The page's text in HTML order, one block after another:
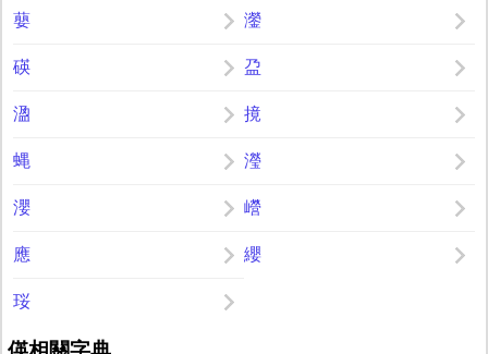
蘡 灐
碤 盁
溋 摬
蝿 瀅
瀴 巆
應 纓
珱